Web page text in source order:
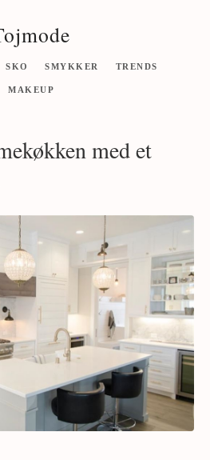
SKO SMYKKER TRENDS
MAKEUP
med et